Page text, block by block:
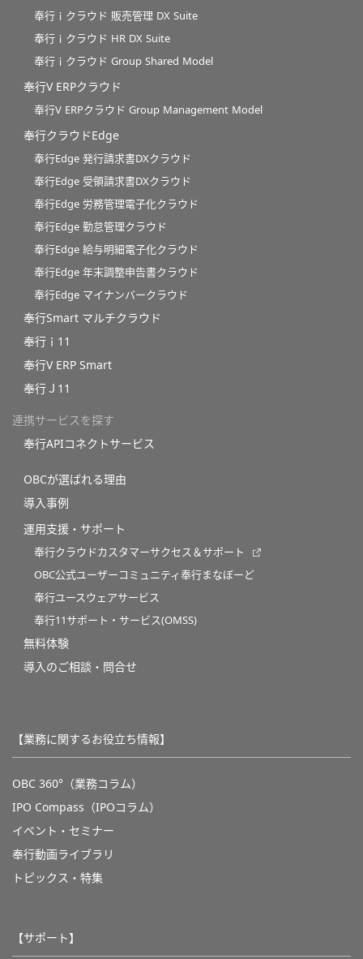
奉行ｉクラウド 販売管理 DX Suite
奉行ｉクラウド HR DX Suite
奉行ｉクラウド Group Shared Model
奉行V ERPクラウド
奉行V ERPクラウド Group Management Model
奉行クラウドEdge
奉行Edge 発行請求書DXクラウド
奉行Edge 受領請求書DXクラウド
奉行Edge 労務管理電子化クラウド
奉行Edge 勤怠管理クラウド
奉行Edge 給与明細電子化クラウド
奉行Edge 年末調整申告書クラウド
奉行Edge マイナンバークラウド
奉行Smart マルチクラウド
奉行ｉ11
奉行V ERP Smart
奉行Ｊ11
連携サービスを探す
奉行APIコネクトサービス
OBCが選ばれる理由
導入事例
運用支援・サポート
奉行クラウドカスタマーサクセス＆サポート
OBC公式ユーザーコミュニティ奉行まなぼーど
奉行ユースウェアサービス
奉行11サポート・サービス(OMSS)
無料体験
導入のご相談・問合せ
【業務に関するお役立ち情報】
OBC 360°（業務コラム）
IPO Compass（IPOコラム）
イベント・セミナー
奉行動画ライブラリ
トピックス・特集
【サポート】